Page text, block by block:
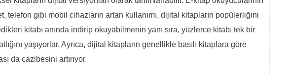
telefon gibi mobil cihazların artan kullanımı, dijital kitapların popülerliğini
kitabı anında indirip okuyabilmenin yanı sıra, yüzlerce kitabı tek bir
yaşıyorlar. Ayrıca, dijital kitapların genellikle basılı kitaplara göre
da cazibesini artırıyor.